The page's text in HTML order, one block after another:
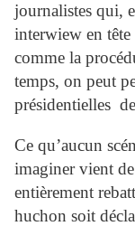
journalistes qui,
interwiew en tête
comme la
temps, on peut
présidentielles
Ce qu’aucun
imaginer vient
entièrement
huchon soit